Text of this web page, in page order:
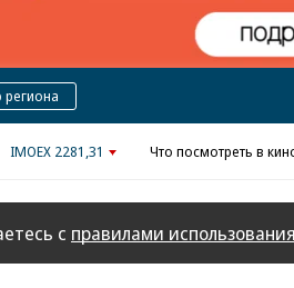
региона
IMOEX 2281,31 Что посмотреть в
с правилами